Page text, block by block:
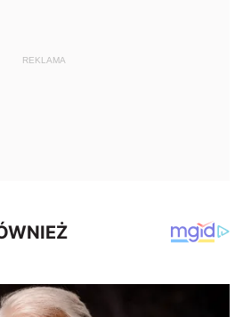
REKLAMA